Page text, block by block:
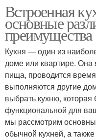
Встроенная
основные
преимущества
Кухня — один из
доме или квартире. Она
пища, проводится
выполняются другие
выбрать кухню, которая
функциональной для
мы рассмотрим
обычной кухней, а